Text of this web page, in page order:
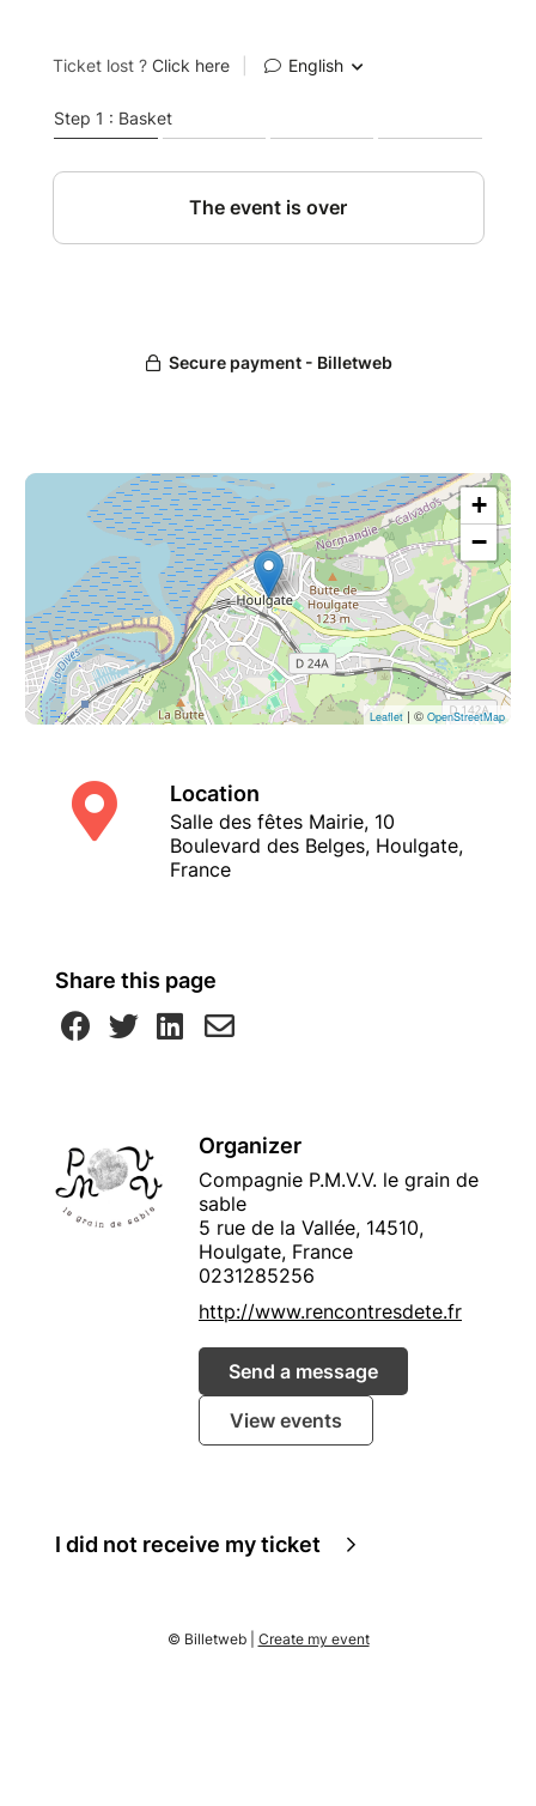
foison à gogo, - et c’est une fête joyeuse de
l’écouter - nous dirons aussi d’autres poètes et
Duras, Raymond Devos, Christophe Tarkos,
Comédien engagé par sa relation aux auteurs,
Jacques Bonnaffé a travaillé avec de grands
réalisateurs et metteurs en scène. Inventeur de
Verheggen.
deux des artistes fidèles au festival.
Conception et interprétation : Jacques
Bonnaffé, Laurence Vielle. Création musicale :
Vincent Granger.
Tarif F (réservation indispensable). La formule
comprend l’entrée du spectacle, le menu et
l’apéritif.
+
−
Leaflet | © OpenStreetMap
Location
Salle des fêtes Mairie, 10
Boulevard des Belges, Houlgate,
France
Share this page
Organizer
Compagnie P.M.V.V. le grain de
sable
5 rue de la Vallée, 14510,
Houlgate, France
0231285256
http://www.rencontresdete.fr
Send a message
View events
I did not receive my ticket
© Billetweb | Create my event